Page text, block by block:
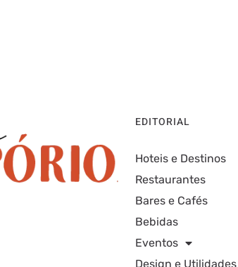
EDITORIAL
Hoteis e Destinos
Restaurantes
Bares e Cafés
Bebidas
Eventos
Design e Utilidades